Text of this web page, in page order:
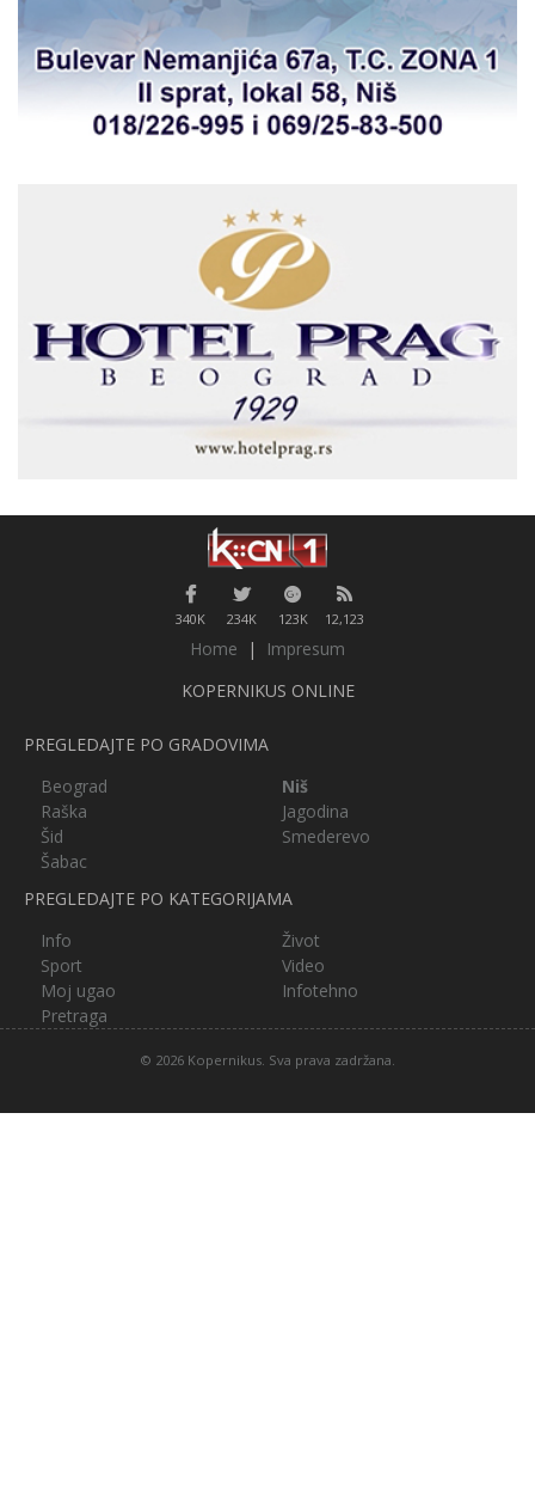
340K 234K 123K 12,123
Home |
Impresum
KOPERNIKUS ONLINE
PREGLEDAJTE PO GRADOVIMA
Beograd
Niš
Raška
Jagodina
Šid
Smederevo
Šabac
PREGLEDAJTE PO KATEGORIJAMA
Info
Život
Sport
Video
Moj ugao
Infotehno
Pretraga
© 2026 Kopernikus. Sva prava zadržana.